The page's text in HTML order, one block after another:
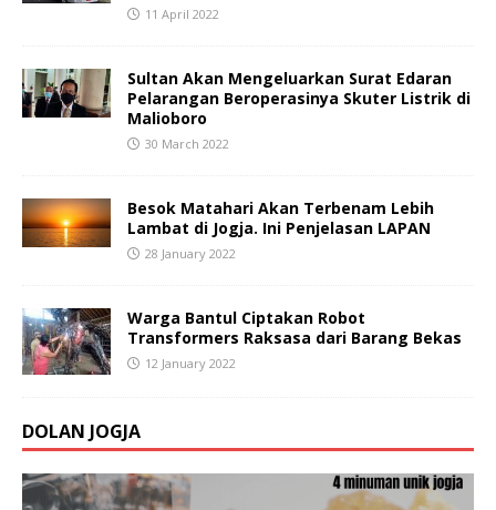
11 April 2022
Sultan Akan Mengeluarkan Surat Edaran
Pelarangan Beroperasinya Skuter Listrik di
Malioboro
30 March 2022
Besok Matahari Akan Terbenam Lebih
Lambat di Jogja. Ini Penjelasan LAPAN
28 January 2022
Warga Bantul Ciptakan Robot
Transformers Raksasa dari Barang Bekas
12 January 2022
DOLAN JOGJA